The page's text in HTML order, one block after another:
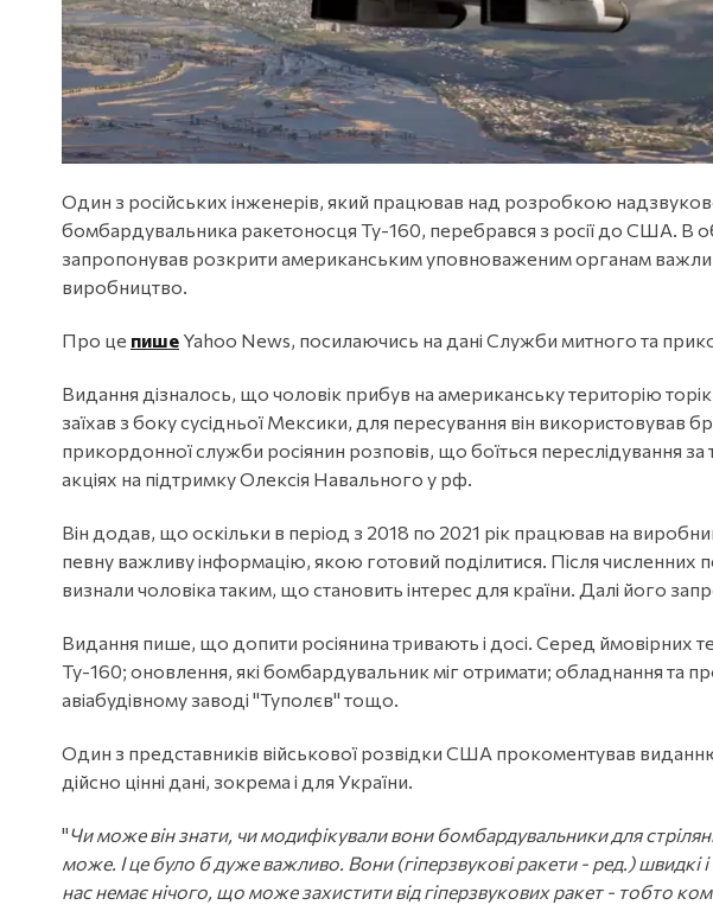
Один з російських інженерів, який працював над розробкою
бомбардувальника ракетоносця Ту-160, перебрався з росії до США. В
запропонував розкрити американським уповноваженим органам
виробництво.
Про це пише Yahoo News, посилаючись на дані Служби митного та
Видання дізналось, що чоловік прибув на американську територію
заїхав з боку сусідньої Мексики, для пересування він
прикордонної служби росіянин розповів, що боїться переслідування
акціях на підтримку Олексія Навального у рф.
Він додав, що оскільки в період з 2018 по 2021 рік працював на
певну важливу інформацію, якою готовий поділитися. Після численних
визнали чоловіка таким, що становить інтерес для країни. Далі його
Видання пише, що допити росіянина тривають і досі. Серед ймовірних
Ту-160; оновлення, які бомбардувальник міг отримати; обладнання та
авіабудівному заводі "Туполєв" тощо.
Один з представників військової розвідки США прокоментував
дійсно цінні дані, зокрема і для України.
"Чи може він знати, чи модифікували вони бомбардувальники для
може. І це було б дуже важливо. Вони (гіперзвукові ракети - ред.) швидкі і
нас немає нічого, що може захистити від гіперзвукових ракет - тобто